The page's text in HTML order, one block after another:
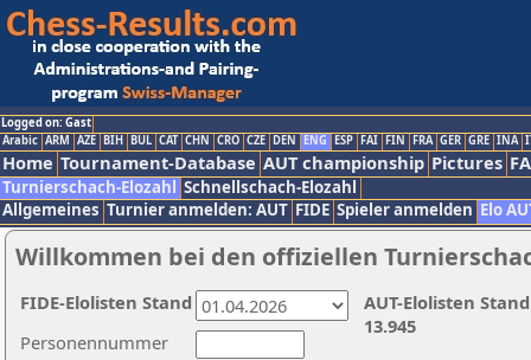
Logged on: Gast
Arabic ARM AZE BIH BUL CAT CHN CRO CZE DEN ENG ESP FAI FIN FRA GER GRE INA
Home Tournament-Database AUT championship Pictures
Turnierschach-Elozahl Schnellschach-Elozahl
Allgemeines Turnier anmelden: AUT FIDE Spieler anmelden Elo
Willkommen bei den offiziellen
Personennummer
AUT-Elolisten
13.945
FIDE-Elolisten Stand